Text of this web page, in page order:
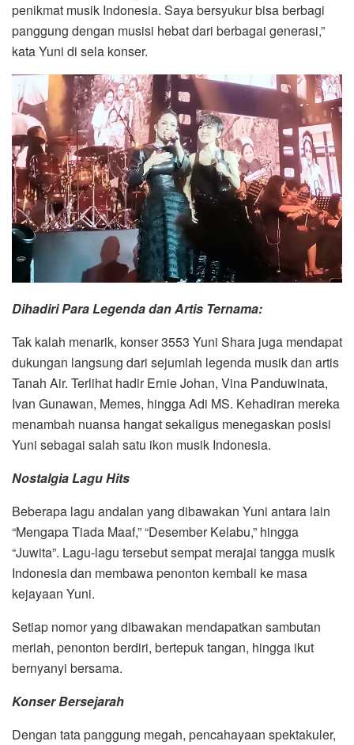
penikmat musik Indonesia. Saya bersyukur bisa berbagi
panggung dengan musisi hebat dari berbagai generasi,”
kata Yuni di sela konser.
Dihadiri Para Legenda dan Artis Ternama:
Tak kalah menarik, konser 3553 Yuni Shara juga mendapat
dukungan langsung dari sejumlah legenda musik dan artis
Tanah Air. Terlihat hadir Ernie Johan, Vina Panduwinata,
Ivan Gunawan, Memes, hingga Adi MS. Kehadiran mereka
menambah nuansa hangat sekaligus menegaskan posisi
Yuni sebagai salah satu ikon musik Indonesia.
Nostalgia Lagu Hits
Beberapa lagu andalan yang dibawakan Yuni antara lain
“Mengapa Tiada Maaf,” “Desember Kelabu,” hingga
“Juwita”. Lagu-lagu tersebut sempat merajai tangga musik
Indonesia dan membawa penonton kembali ke masa
kejayaan Yuni.
Setiap nomor yang dibawakan mendapatkan sambutan
meriah, penonton berdiri, bertepuk tangan, hingga ikut
bernyanyi bersama.
Konser Bersejarah
Dengan tata panggung megah, pencahayaan spektakuler,